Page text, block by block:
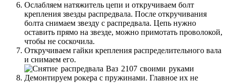
Ослабляем натяжитель цепи и откручиваем болт
крепления звезды распредвала. После откручивания
болта снимаем звезду с распредвала. Цепь нужно
оставить прямо на звезде, можно примотать проволокой,
чтобы не соскочила.
Откручиваем гайки крепления распределительного вала
и снимаем его.
Демонтируем рокера с пружинами. Главное их не